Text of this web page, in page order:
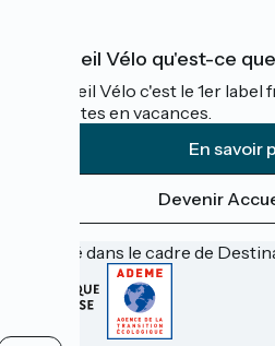
Accueil Vélo qu'est-ce
Accueil Vélo c'est le 1er label
cyclistes en vacances.
En savoir
Devenir
Financé dans le cadre de